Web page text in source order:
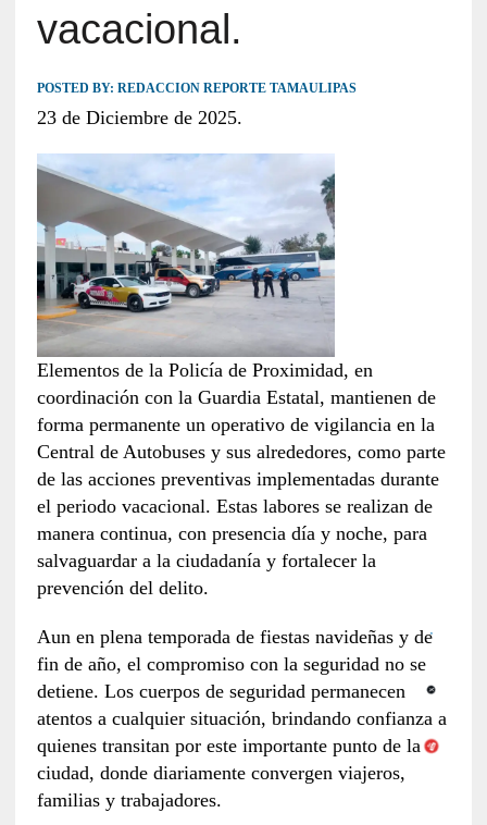
vacacional.
POSTED BY: REDACCION REPORTE TAMAULIPAS
23 de Diciembre de 2025.
Elementos de la Policía de Proximidad, en
coordinación con la Guardia Estatal, mantienen de
forma permanente un operativo de vigilancia en la
Central de Autobuses y sus alrededores, como parte
de las acciones preventivas implementadas durante
el periodo vacacional. Estas labores se realizan de
manera continua, con presencia día y noche, para
salvaguardar a la ciudadanía y fortalecer la
prevención del delito.
Aun en plena temporada de fiestas navideñas y de
fin de año, el compromiso con la seguridad no se
detiene. Los cuerpos de seguridad permanecen
atentos a cualquier situación, brindando confianza a
quienes transitan por este importante punto de la
ciudad, donde diariamente convergen viajeros,
familias y trabajadores.